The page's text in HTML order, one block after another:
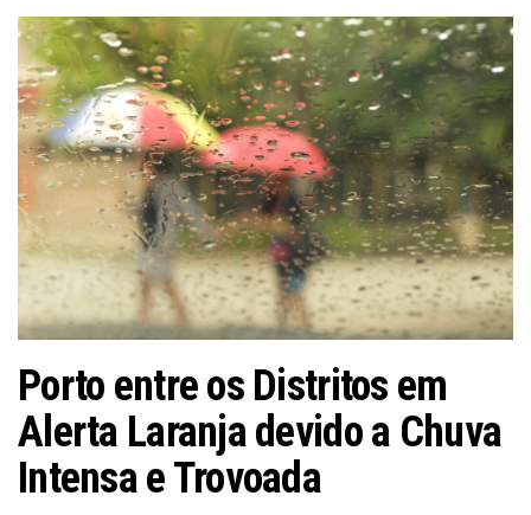
Porto entre os Distritos em
Alerta Laranja devido a Chuva
Intensa e Trovoada